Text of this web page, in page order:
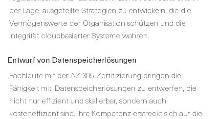
der Lage, ausgefeilte Strategien zu entwickeln, die die
Vermögenswerte der Organisation schützen und die
Integrität cloudbasierter Systeme wahren.
Entwurf von Datenspeicherlösungen
Fachleute mit der AZ-305-Zertifizierung bringen die
Fähigkeit mit, Datenspeicherlösungen zu entwerfen, die
nicht nur effizient und skalierbar, sondern auch
kosteneffizient sind. Ihre Kompetenz erstreckt sich auf die